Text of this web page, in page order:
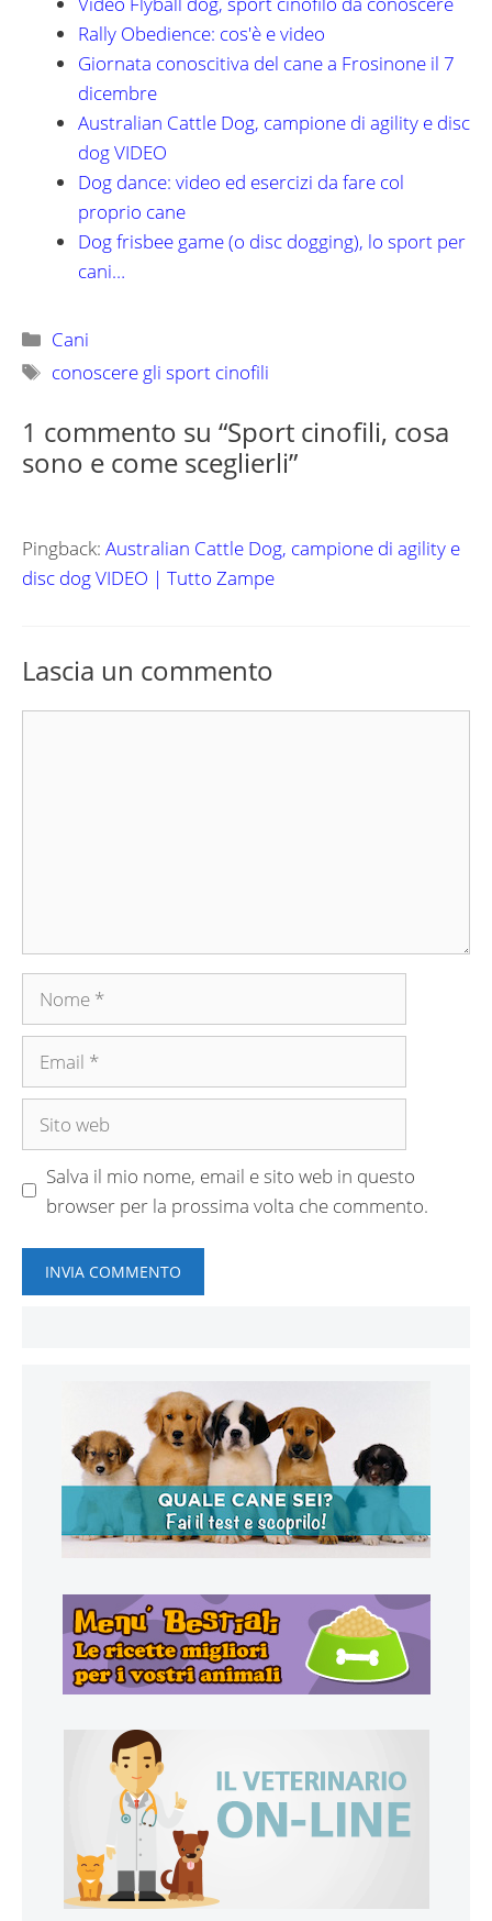
Rally Obedience: cos'è e video
Giornata conoscitiva del cane a Frosinone il 7
dicembre
Australian Cattle Dog, campione di agility e disc
dog VIDEO
Dog dance: video ed esercizi da fare col
proprio cane
Dog frisbee game (o disc dogging), lo sport per
cani…
Categorie
Cani
Tag
conoscere gli sport cinofili
1 commento su “Sport cinofili, cosa
sono e come sceglierli”
Pingback: Australian Cattle Dog, campione di agility e
disc dog VIDEO | Tutto Zampe
Lascia un commento
Nome
Email
Sito
Salva il mio nome, email e sito web in questo
browser per la prossima volta che commento.